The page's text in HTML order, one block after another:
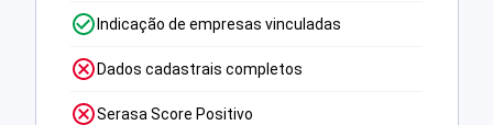
Indicação de empresas vinculadas
Dados cadastrais completos
Serasa Score Positivo